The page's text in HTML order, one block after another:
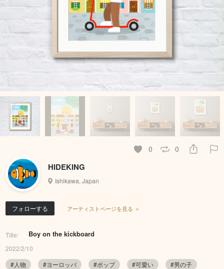
0 0
HIDEKING
Ishikawa, Japan
フォローする アーティストページを見る ＞
Title: Boy on the kickboard
2022/2/10
#人物
#ヨーロッパ #ポップ #可愛い #男の子